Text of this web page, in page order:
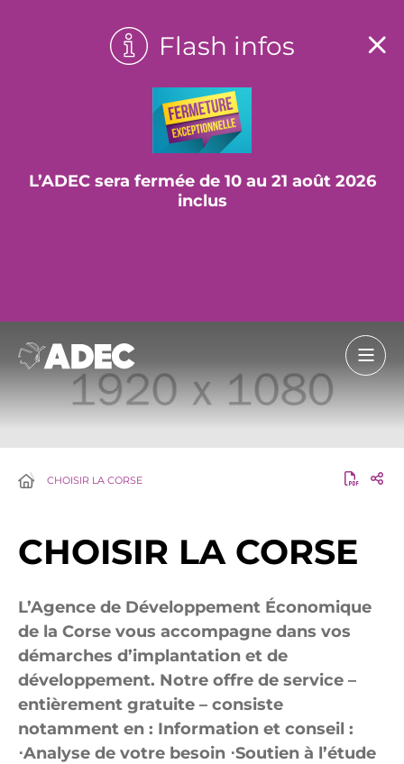
Flash infos
L’ADEC sera fermée de 10 au 21 août 2026
inclus
CHOISIR LA CORSE
CHOISIR LA CORSE
L’Agence de Développement Économique
de la Corse vous accompagne dans vos
démarches d’implantation et de
développement. Notre offre de service –
entièrement gratuite – consiste
notamment en : Information et conseil :
⋅Analyse de votre besoin ⋅Soutien à l’étude